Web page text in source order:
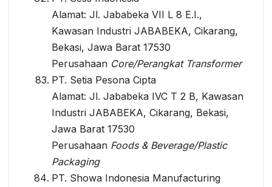
Alamat: Jl. Jababeka VII L 8 E.I.,
Kawasan Industri JABABEKA, Cikarang,
Bekasi, Jawa Barat 17530
Perusahaan Core/Perangkat Transformer
PT. Setia Pesona Cipta
Alamat: Jl. Jababeka IVC T 2 B, Kawasan
Industri JABABEKA, Cikarang, Bekasi,
Jawa Barat 17530
Perusahaan Foods & Beverage/Plastic
Packaging
PT. Showa Indonesia Manufacturing